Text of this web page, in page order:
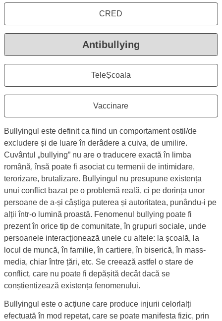
CRED
Se deschide în aceeași
Antibullying
Se deschide în aceeași
TeleȘcoala
Se deschide în aceeași
Vaccinare
Se deschide în aceeași
Prezentare Antibullying
Comportament
Program
Program Antibullying
Bullyingul este definit ca fiind un comportament ostil/de
excludere și de luare în derâdere a cuiva, de umilire.
Cuvântul „bullying” nu are o traducere exactă în limba
română, însă poate fi asociat cu termenii de intimidare,
terorizare, brutalizare. Bullyingul nu presupune existența
unui conflict bazat pe o problemă reală, ci pe dorința unor
persoane de a-și câștiga puterea și autoritatea, punându-i pe
alții într-o lumină proastă. Fenomenul bullying poate fi
prezent în orice tip de comunitate, în grupuri sociale, unde
persoanele interacționează unele cu altele: la școală, la
locul de muncă, în familie, în cartiere, în biserică, în mass-
media, chiar între țări, etc. Se creează astfel o stare de
conflict, care nu poate fi depășită decât dacă se
conștientizează existența fenomenului.
Bullyingul este o acțiune care produce injurii celorlalți
efectuată în mod repetat, care se poate manifesta fizic, prin